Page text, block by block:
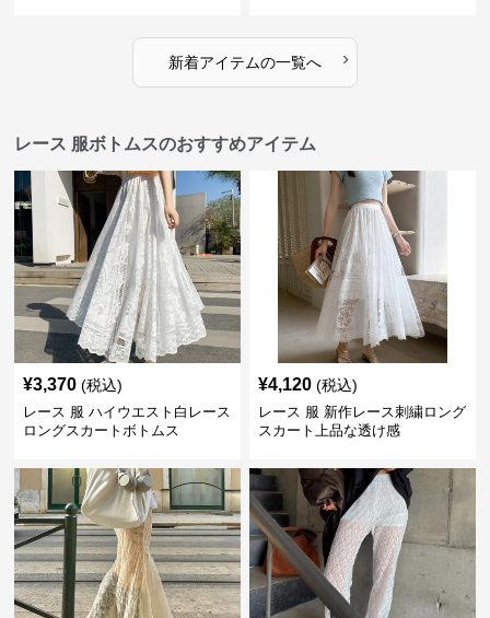
新着アイテムの一覧へ ›
レース 服ボトムスのおすすめアイテム
¥3,370 (税込)
レース 服 ハイウエスト白レース
ロングスカートボトムス
¥4,120 (税込)
レース 服 新作レース刺繍ロング
スカート上品な透け感